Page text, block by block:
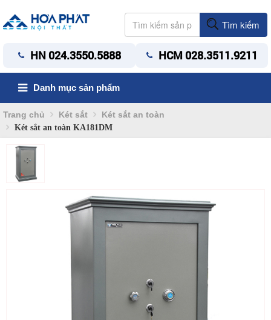
Tìm kiếm
HN 024.3550.5888 HCM 028.3511.9211
Danh mục sản phẩm
Trang chủ Két sắt Két sắt an toàn
Két sắt an toàn KA181DM